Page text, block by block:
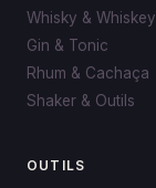
Whisky & Whiskey
Gin & Tonic
Rhum & Cachaça
Shaker & Outils
OUTILS